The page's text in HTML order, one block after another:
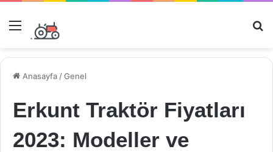
Menü
Anasayfa /Genel
Erkunt Traktör Fiyatları
2023: Modeller ve